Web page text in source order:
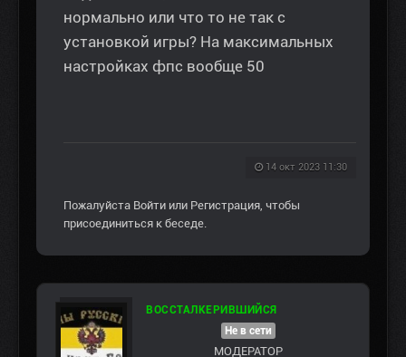
нормально или что то не так с
установкой игры? На максимальных
настройках фпс вообще 50
14 окт 2023 11:30
Пожалуйста Войти или Регистрация , чтобы
присоединиться к беседе.
ВОССТАЛКЕРИВШИЙСЯ
Не в сети
МОДЕРАТОР